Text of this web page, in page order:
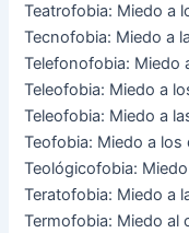
Teatrofobia: Miedo a
Tecnofobia: Miedo a
Telefonofobia: Miedo
Teleofobia: Miedo a
Teleofobia: Miedo a
Teofobia: Miedo a
Teológicofobia:
Teratofobia: Miedo a
Termofobia: Miedo al